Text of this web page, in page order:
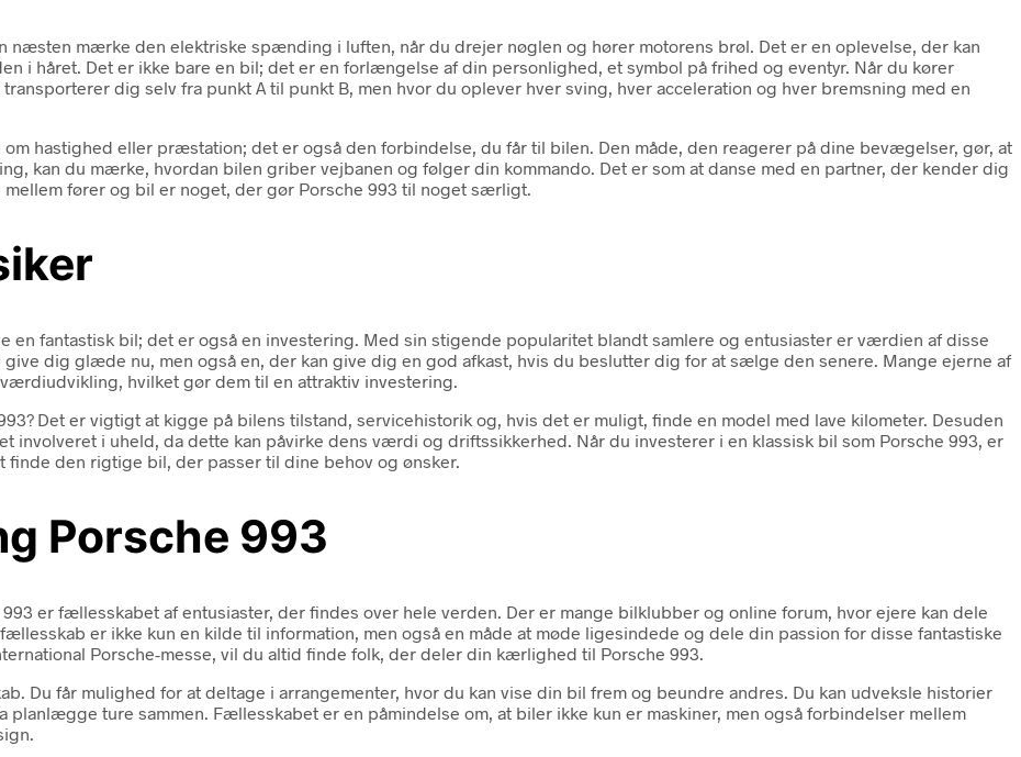
næsten mærke den elektriske spænding i luften, når du drejer nøglen og hører motorens brøl. Det er en oplevelse, der kan
i håret. Det er ikke bare en bil; det er en forlængelse af din personlighed, et symbol på frihed og eventyr. Når du kører
dig selv fra punkt A til punkt B, men hvor du oplever hver sving, hver acceleration og hver bremsning med en
hastighed eller præstation; det er også den forbindelse, du får til bilen. Den måde, den reagerer på dine bevægelser, gør, at
kan du mærke, hvordan bilen griber vejbanen og følger din kommando. Det er som at danse med en partner, der kender dig
fører og bil er noget, der gør Porsche 993 til noget særligt.
en fantastisk bil; det er også en investering. Med sin stigende popularitet blandt samlere og entusiaster er værdien af disse
dig glæde nu, men også en, der kan give dig en god afkast, hvis du beslutter dig for at sælge den senere. Mange ejerne af
hvilket gør dem til en attraktiv investering.
Det er vigtigt at kigge på bilens tilstand, servicehistorik og, hvis det er muligt, finde en model med lave kilometer. Desuden
i uheld, da dette kan påvirke dens værdi og driftssikkerhed. Når du investerer i en klassisk bil som Porsche 993, er
den rigtige bil, der passer til dine behov og ønsker.
Porsche 993
er fællesskabet af entusiaster, der findes over hele verden. Der er mange bilklubber og online forum, hvor ejere kan dele
er ikke kun en kilde til information, men også en måde at møde ligesindede og dele din passion for disse fantastiske
Porsche-messe, vil du altid finde folk, der deler din kærlighed til Porsche 993.
Du får mulighed for at deltage i arrangementer, hvor du kan vise din bil frem og beundre andres. Du kan udveksle historier
ture sammen. Fællesskabet er en påmindelse om, at biler ikke kun er maskiner, men også forbindelser mellem